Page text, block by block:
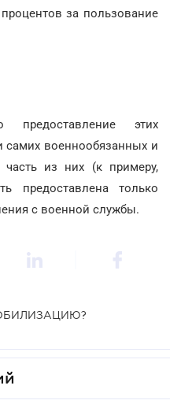
за пользование
предоставление этих
самих военнообязанных и
из них (к примеру,
предоставлена только
с военной службы.